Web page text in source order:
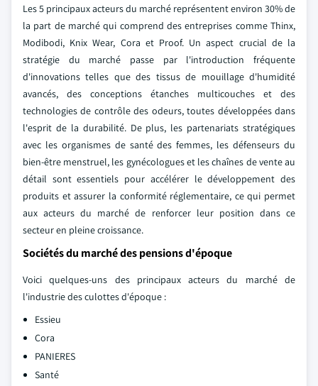
Les 5 principaux acteurs du marché représentent environ 30% de
la part de marché qui comprend des entreprises comme Thinx,
Modibodi, Knix Wear, Cora et Proof. Un aspect crucial de la
stratégie du marché passe par l'introduction fréquente
d'innovations telles que des tissus de mouillage d'humidité
avancés, des conceptions étanches multicouches et des
technologies de contrôle des odeurs, toutes développées dans
l'esprit de la durabilité. De plus, les partenariats stratégiques
avec les organismes de santé des femmes, les défenseurs du
bien-être menstruel, les gynécologues et les chaînes de vente au
détail sont essentiels pour accélérer le développement des
produits et assurer la conformité réglementaire, ce qui permet
aux acteurs du marché de renforcer leur position dans ce
secteur en pleine croissance.
Sociétés du marché des pensions d'époque
Voici quelques-uns des principaux acteurs du marché de
l'industrie des culottes d'époque :
Essieu
Cora
PANIERES
Santé